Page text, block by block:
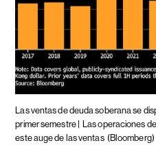
Las ventas de deuda soberana se
primer semestre | Las operaciones
este auge de las ventas (Bloomberg)